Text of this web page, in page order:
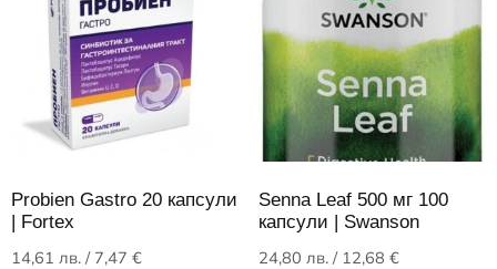
Probien Gastro 20 капсули
| Fortex
14,61 лв. / 7,47 €
Senna Leaf 500 мг 100
капсули | Swanson
24,80 лв./ 12,68 €